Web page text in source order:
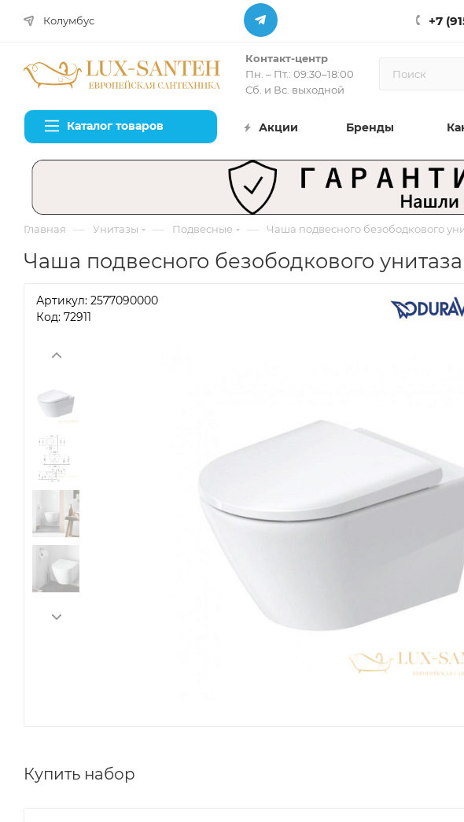
Колумбус +7
Контакт-центр
Пн. – Пт.: 09:30–18:00
Сб. и Вс. выходной
Каталог товаров Акции Бренды
Главная — Унитазы — Подвесные — Чаша подвесного безободкового
Чаша подвесного безободкового
Артикул: 2577090000
Код: 72911
Купить набор